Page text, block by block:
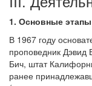
1. Основные
В 1967 году
проповедник Дэвид
Бич, штат
ранее